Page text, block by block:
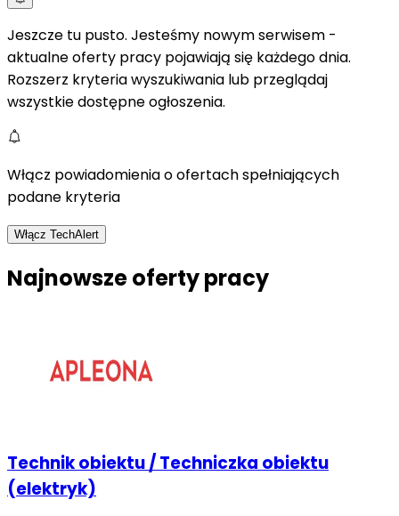
Jeszcze tu pusto. Jesteśmy nowym serwisem -
aktualne oferty pracy pojawiają się każdego dnia.
Rozszerz kryteria wyszukiwania lub przeglądaj
wszystkie dostępne ogłoszenia.
Włącz powiadomienia o ofertach spełniających
podane kryteria
Włącz TechAlert
Najnowsze oferty pracy
Technik obiektu / Techniczka obiektu
(elektryk)